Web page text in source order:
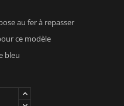
au fer à repasser
ce modèle
bleu